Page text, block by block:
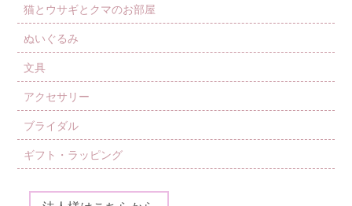
猫とウサギとクマのお部屋
ぬいぐるみ
文具
アクセサリー
ブライダル
ギフト・ラッピング